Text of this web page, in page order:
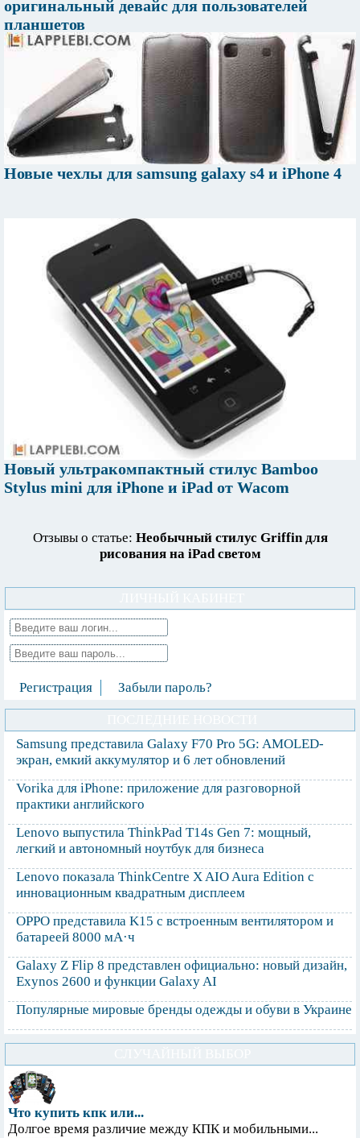
оригинальный девайс для пользователей
планшетов
Новые чехлы для samsung galaxy s4 и iPhone 4
Новый ультракомпактный стилус Bamboo
Stylus mini для iPhone и iPad от Wacom
Отзывы о статье: Необычный стилус Griffin для
рисования на iPad светом
Регистрация Забыли пароль?
Samsung представила Galaxy F70 Pro 5G: AMOLED-
экран, емкий аккумулятор и 6 лет обновлений
Vorika для iPhone: приложение для разговорной
практики английского
Lenovo выпустила ThinkPad T14s Gen 7: мощный,
легкий и автономный ноутбук для бизнеса
Lenovo показала ThinkCentre X AIO Aura Edition с
инновационным квадратным дисплеем
OPPO представила K15 с встроенным вентилятором и
батареей 8000 мА·ч
Galaxy Z Flip 8 представлен официально: новый дизайн,
Exynos 2600 и функции Galaxy AI
Популярные мировые бренды одежды и обуви в Украине
Что купить кпк или...
Долгое время различие между КПК и мобильными...